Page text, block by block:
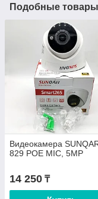
Подобные
Видеокамера
829 POE MIC, 5MP
14 250 ₸